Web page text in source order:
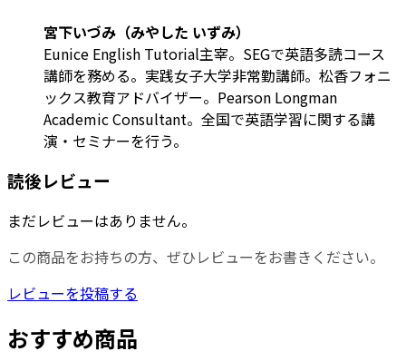
宮下いづみ（みやした いずみ）
Eunice English Tutorial主宰。SEGで英語多読コース
講師を務める。実践女子大学非常勤講師。松香フォニ
ックス教育アドバイザー。Pearson Longman
Academic Consultant。全国で英語学習に関する講
演・セミナーを行う。
読後レビュー
まだレビューはありません。
この商品をお持ちの方、ぜひレビューをお書きください。
レビューを投稿する
おすすめ商品